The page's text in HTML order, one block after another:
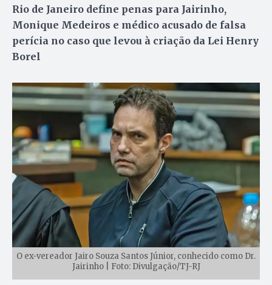
Rio de Janeiro define penas para Jairinho,
Monique Medeiros e médico acusado de falsa
perícia no caso que levou à criação da Lei Henry
Borel
O ex-vereador Jairo Souza Santos Júnior, conhecido como Dr.
Jairinho | Foto: Divulgação/TJ-RJ